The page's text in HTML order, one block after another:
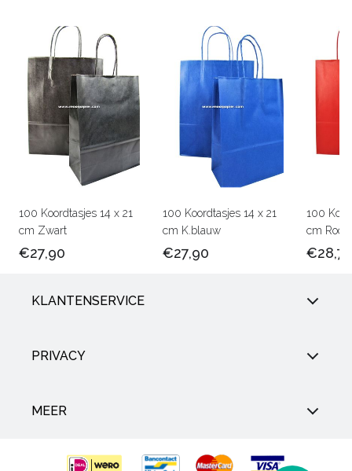
100 Koordtasjes 14 x 21
cm Zwart
€27,90
100 Koordtasjes 14 x 21
cm K.blauw
€27,90
100
cm Rood
€28,75
KLANTENSERVICE
PRIVACY
MEER